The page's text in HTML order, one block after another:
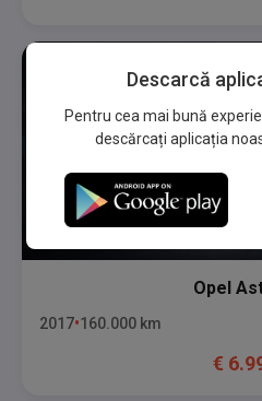
Opel
2017 160.000 km
€
Descarcă
Pentru cea mai bună
descărcați aplicația